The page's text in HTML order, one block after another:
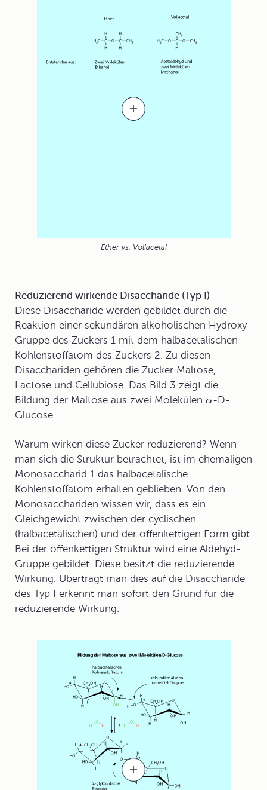
Ether vs. Vollacetal
Reduzierend wirkende Disaccharide (Typ I)
Diese Disaccharide werden gebildet durch die
Reaktion einer sekundären alkoholischen Hydroxy-
Gruppe des Zuckers 1 mit dem halbacetalischen
Kohlenstoffatom des Zuckers 2. Zu diesen
Disacchariden gehören die Zucker Maltose,
Lactose und Cellubiose. Das Bild 3 zeigt die
Bildung der Maltose aus zwei Molekülen α-D-
Glucose.
Warum wirken diese Zucker reduzierend? Wenn
man sich die Struktur betrachtet, ist im ehemaligen
Monosaccharid 1 das halbacetalische
Kohlenstoffatom erhalten geblieben. Von den
Monosacchariden wissen wir, dass es ein
Gleichgewicht zwischen der cyclischen
(halbacetalischen) und der offenkettigen Form gibt.
Bei der offenkettigen Struktur wird eine Aldehyd-
Gruppe gebildet. Diese besitzt die reduzierende
Wirkung. Überträgt man dies auf die Disaccharide
des Typ I erkennt man sofort den Grund für die
reduzierende Wirkung.